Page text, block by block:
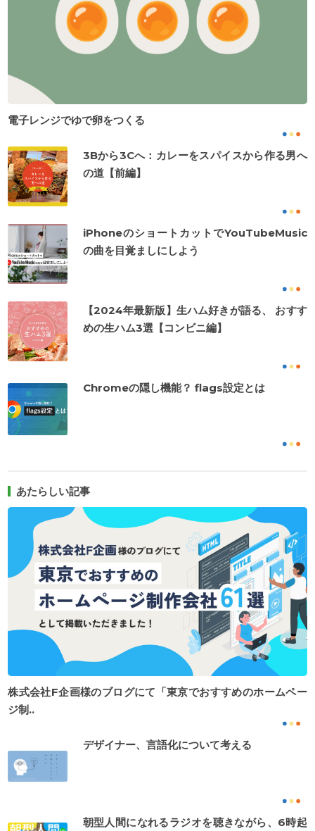
電子レンジでゆで卵をつくる
3Bから3Cへ：カレーをスパイスから作る男へ
の道【前編】
iPhoneのショートカットでYouTubeMusic
の曲を目覚ましにしよう
【2024年最新版】生ハム好きが語る、 おすす
めの生ハム3選【コンビニ編】
Chromeの隠し機能？ flags設定とは
あたらしい記事
株式会社F企画様のブログにて「東京でおすすめのホームペー
ジ制..
デザイナー、言語化について考える
朝型人間になれるラジオを聴きながら、6時起